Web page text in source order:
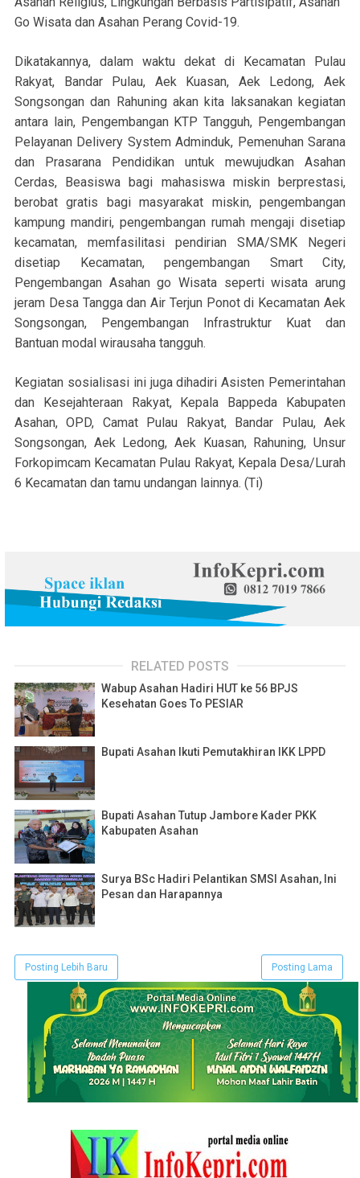
Go Wisata dan Asahan Perang Covid-19.
Dikatakannya, dalam waktu dekat di Kecamatan Pulau
Rakyat, Bandar Pulau, Aek Kuasan, Aek Ledong, Aek
Songsongan dan Rahuning akan kita laksanakan kegiatan
antara lain, Pengembangan KTP Tangguh, Pengembangan
Pelayanan Delivery System Adminduk, Pemenuhan Sarana
dan Prasarana Pendidikan untuk mewujudkan Asahan
Cerdas, Beasiswa bagi mahasiswa miskin berprestasi,
berobat gratis bagi masyarakat miskin, pengembangan
kampung mandiri, pengembangan rumah mengaji disetiap
kecamatan, memfasilitasi pendirian SMA/SMK Negeri
disetiap Kecamatan, pengembangan Smart City,
Pengembangan Asahan go Wisata seperti wisata arung
jeram Desa Tangga dan Air Terjun Ponot di Kecamatan Aek
Songsongan, Pengembangan Infrastruktur Kuat dan
Bantuan modal wirausaha tangguh.
Kegiatan sosialisasi ini juga dihadiri Asisten Pemerintahan
dan Kesejahteraan Rakyat, Kepala Bappeda Kabupaten
Asahan, OPD, Camat Pulau Rakyat, Bandar Pulau, Aek
Songsongan, Aek Ledong, Aek Kuasan, Rahuning, Unsur
Forkopimcam Kecamatan Pulau Rakyat, Kepala Desa/Lurah
6 Kecamatan dan tamu undangan lainnya. (Ti)
RELATED POSTS
Wabup Asahan Hadiri HUT ke 56 BPJS
Kesehatan Goes To PESIAR
Bupati Asahan Ikuti Pemutakhiran IKK LPPD
Bupati Asahan Tutup Jambore Kader PKK
Kabupaten Asahan
Surya BSc Hadiri Pelantikan SMSI Asahan, Ini
Pesan dan Harapannya
Posting Lebih Baru Posting Lama